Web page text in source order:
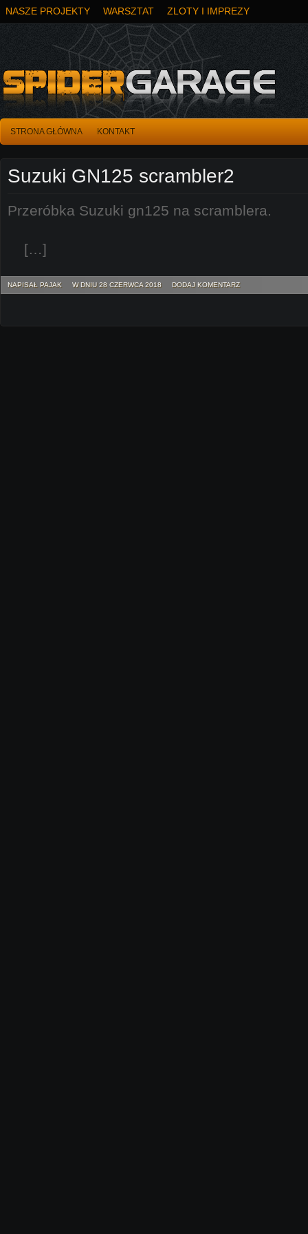
NASZE PROJEKTY WARSZTAT ZLOTY I IMPREZY
STRONA GŁÓWNA KONTAKT
Suzuki GN125 scrambler2
Przeróbka Suzuki gn125
[…]
NAPISAŁ PAJAK W DNIU 28 CZERWCA 2018 DODAJ KOMENTARZ